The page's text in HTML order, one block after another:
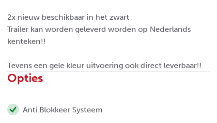
2x nieuw beschikbaar in het zwart
Trailer kan worden geleverd worden op Nederlands
kenteken!!
Tevens een gele kleur uitvoering ook direct leverbaar!!
Opties
Anti Blokkeer Systeem